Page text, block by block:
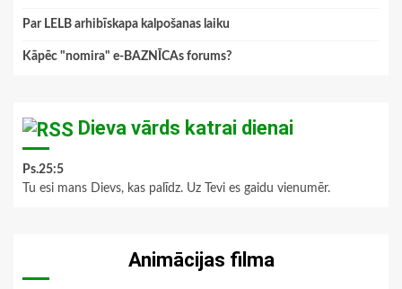
Par LELB arhibīskapa kalpošanas laiku
Kāpēc "nomira" e-BAZNĪCAs forums?
Dieva vārds katrai dienai
Ps.25:5
Tu esi mans Dievs, kas palīdz. Uz Tevi es gaidu vienumēr.
Animācijas filma